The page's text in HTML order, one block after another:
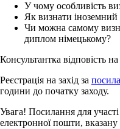
У чому особливість
Як визнати
Чи можна самому
диплом німецькому?
Консультантка відповість
Реєстрація на захід за
години до початку заходу.
Увага! Посилання для
електронної пошти, вказану